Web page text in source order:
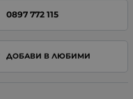
0897 772 115
ДОБАВИ В ЛЮБИМИ